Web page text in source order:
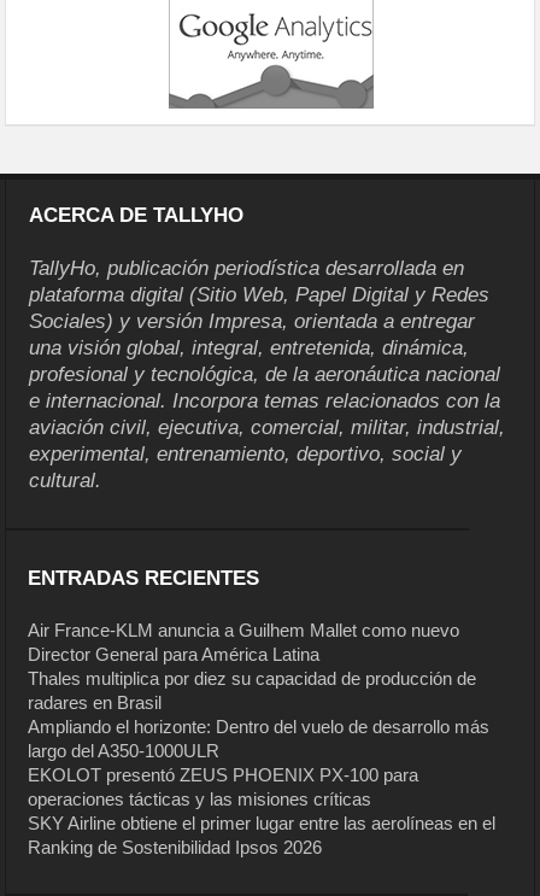
ACERCA DE TALLYHO
TallyHo, publicación periodística desarrollada en
plataforma digital (Sitio Web, Papel Digital y Redes
Sociales) y versión Impresa, orientada a entregar
una visión global, integral, entretenida, dinámica,
profesional y tecnológica, de la aeronáutica nacional
e internacional. Incorpora temas relacionados con la
aviación civil, ejecutiva, comercial, militar, industrial,
experimental, entrenamiento, deportivo, social y
cultural.
ENTRADAS RECIENTES
Air France-KLM anuncia a Guilhem Mallet como nuevo
Director General para América Latina
Thales multiplica por diez su capacidad de producción de
radares en Brasil
Ampliando el horizonte: Dentro del vuelo de desarrollo más
largo del A350-1000ULR
EKOLOT presentó ZEUS PHOENIX PX-100 para
operaciones tácticas y las misiones críticas
SKY Airline obtiene el primer lugar entre las aerolíneas en el
Ranking de Sostenibilidad Ipsos 2026